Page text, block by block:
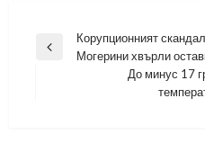
Навигация
Previous
Корупционният
Могерини хвърли
До минус 17